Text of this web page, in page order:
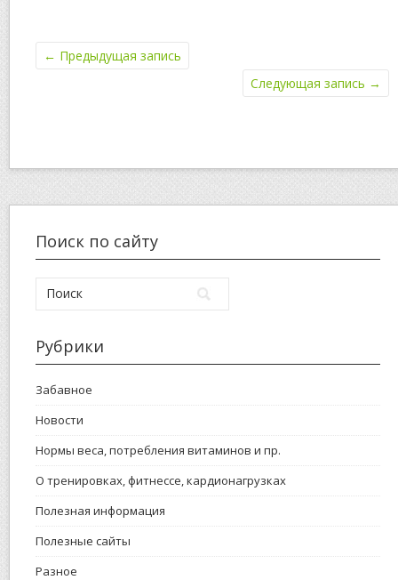
← Предыдущая запись
Следующая запись →
Поиск по сайту
Рубрики
Забавное
Новости
Нормы веса, потребления витаминов и пр.
О тренировках, фитнессе, кардионагрузках
Полезная информация
Полезные сайты
Разное